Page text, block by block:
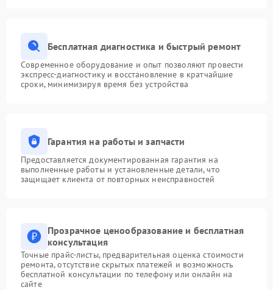
Бесплатная диагностика и быстрый ремонт
Современное оборудование и опыт позволяют провести
экспресс-диагностику и восстановление в кратчайшие
сроки, минимизируя время без устройства
Гарантия на работы и запчасти
Предоставляется документированная гарантия на
выполненные работы и установленные детали, что
защищает клиента от повторных неисправностей
Прозрачное ценообразование и бесплатная
консультация
Точные прайс-листы, предварительная оценка стоимости
ремонта, отсутствие скрытых платежей и возможность
бесплатной консультации по телефону или онлайн на
сайте